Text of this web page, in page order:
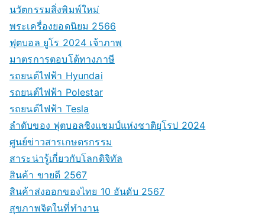
นวัตกรรมสิ่งพิมพ์ใหม่
พระเครื่องยอดนิยม 2566
ฟุตบอล ยูโร 2024 เจ้าภาพ
มาตรการตอบโต้ทางภาษี
รถยนต์ไฟฟ้า Hyundai
รถยนต์ไฟฟ้า Polestar
รถยนต์ไฟฟ้า Tesla
ลำดับของ ฟุตบอลชิงแชมป์แห่งชาติยุโรป 2024
ศูนย์ข่าวสารเกษตรกรรม
สาระน่ารู้เกี่ยวกับโลกดิจิทัล
สินค้า ขายดี 2567
สินค้าส่งออกของไทย 10 อันดับ 2567
สุขภาพจิตในที่ทำงาน